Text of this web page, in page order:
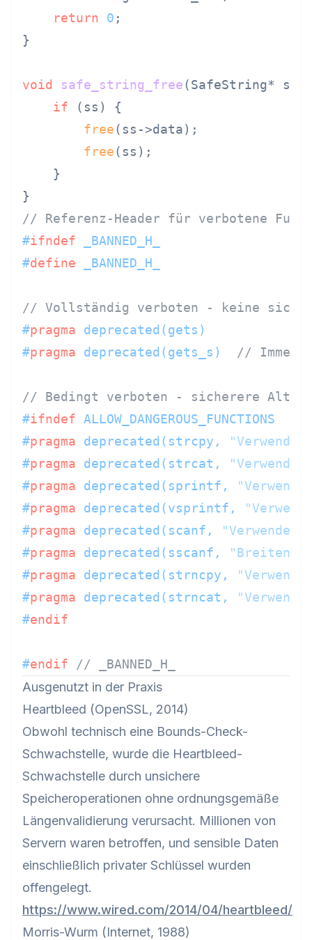
return
0 ;
}
void safe_string_free(SafeString* ss)
if (ss) {
free(ss->data);
free(ss);
    }
// Referenz-Header für verbotene
#ifndef _BANNED_H_
#define _BANNED_H_
// Vollständig verboten - keine sichere
#pragma deprecated(gets)
#pragma deprecated(gets_s) // Immer
// Bedingt verboten - sicherere
#ifndef ALLOW_DANGEROUS_FUNCTIONS
#pragma deprecated(strcpy,
#pragma deprecated(strcat,
#pragma deprecated(sprintf,
#pragma deprecated(vsprintf,
#pragma deprecated(scanf,
"Verwende
#pragma deprecated(sscanf,
#pragma deprecated(strncpy,
#pragma deprecated(strncat,
#endif
#endif
// _BANNED_H_
Ausgenutzt in der Praxis
Heartbleed (OpenSSL, 2014)
Obwohl technisch eine Bounds-Check-
Schwachstelle, wurde die Heartbleed-
Schwachstelle durch unsichere
Speicheroperationen ohne ordnungsgemäße
Längenvalidierung verursacht. Millionen von
Servern waren betroffen, und sensible Daten
einschließlich privater Schlüssel wurden
offengelegt.
https://www.wired.com/2014/04/heartbleed/
Morris-Wurm (Internet, 1988)